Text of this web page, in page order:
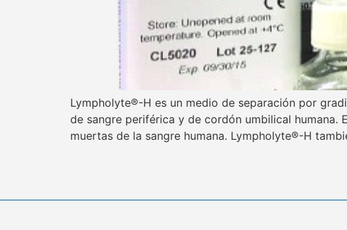
Lympholyte®-H es un medio de separación por
de sangre periférica y de cordón umbilical
muertas de la sangre humana. Lympholyte®-H